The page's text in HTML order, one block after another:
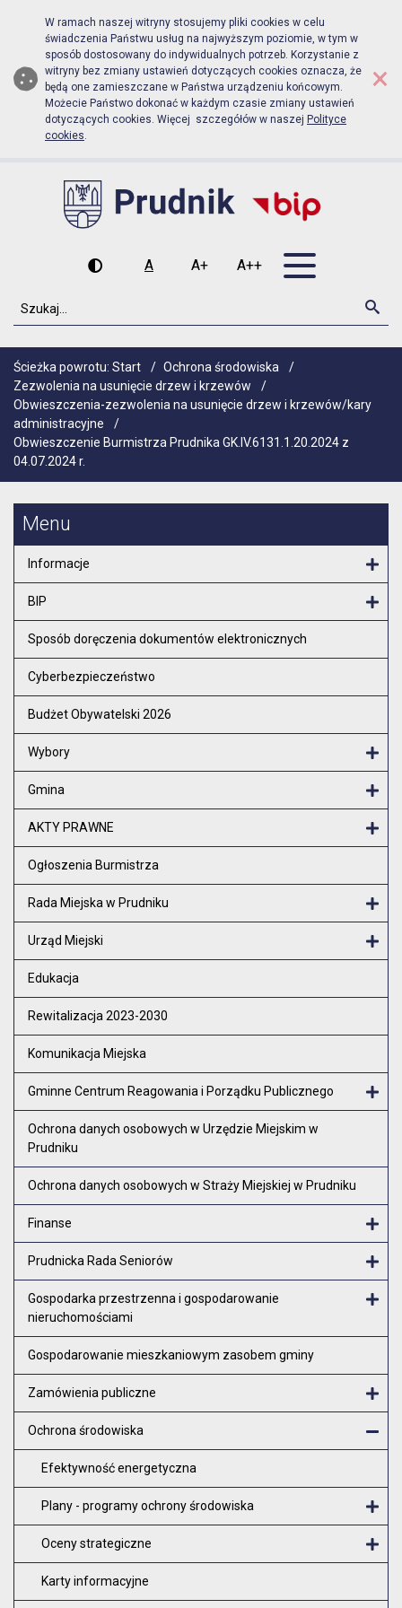
Biuletyn Informacji Publicznej
Przejdź do menu głównego
Przejdź do głównej zawartości
W ramach naszej witryny stosujemy pliki cookies w celu
świadczenia Państwu usług na najwyższym poziomie, w tym w
sposób dostosowany do indywidualnych potrzeb. Korzystanie z
witryny bez zmiany ustawień dotyczących cookies oznacza, że
będą one zamieszczane w Państwa urządzeniu końcowym.
Możecie Państwo dokonać w każdym czasie zmiany ustawień
dotyczących cookies. Więcej szczegółów w naszej Polityce
cookies.
×
Wysoki kontrast
A
Czcionka domyślna
A+
Czcionka średnia
A++
Czcionka duża
Szukaj
Ścieżka powrotu: Start / Ochrona środowiska
/
Zezwolenia na usunięcie drzew i krzewów
/
Obwieszczenia-zezwolenia na usunięcie drzew i krzewów/kary
administracyjne
/
Obwieszczenie Burmistrza Prudnika GK.IV.6131.1.20.2024 z
04.07.2024 r.
Menu
Informacje
BIP
Sposób doręczenia dokumentów elektronicznych
Cyberbezpieczeństwo
Budżet Obywatelski 2026
Wybory
Gmina
AKTY PRAWNE
Ogłoszenia Burmistrza
Rada Miejska w Prudniku
Urząd Miejski
Edukacja
Rewitalizacja 2023-2030
Komunikacja Miejska
Gminne Centrum Reagowania i Porządku Publicznego
Ochrona danych osobowych w Urzędzie Miejskim w
Prudniku
Ochrona danych osobowych w Straży Miejskiej w Prudniku
Finanse
Prudnicka Rada Seniorów
Gospodarka przestrzenna i gospodarowanie
nieruchomościami
Gospodarowanie mieszkaniowym zasobem gminy
Zamówienia publiczne
Ochrona środowiska
Efektywność energetyczna
Plany - programy ochrony środowiska
Oceny strategiczne
Karty informacyjne